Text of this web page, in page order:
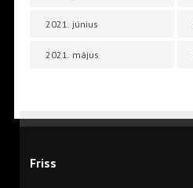
2021. június
2021. május
Friss